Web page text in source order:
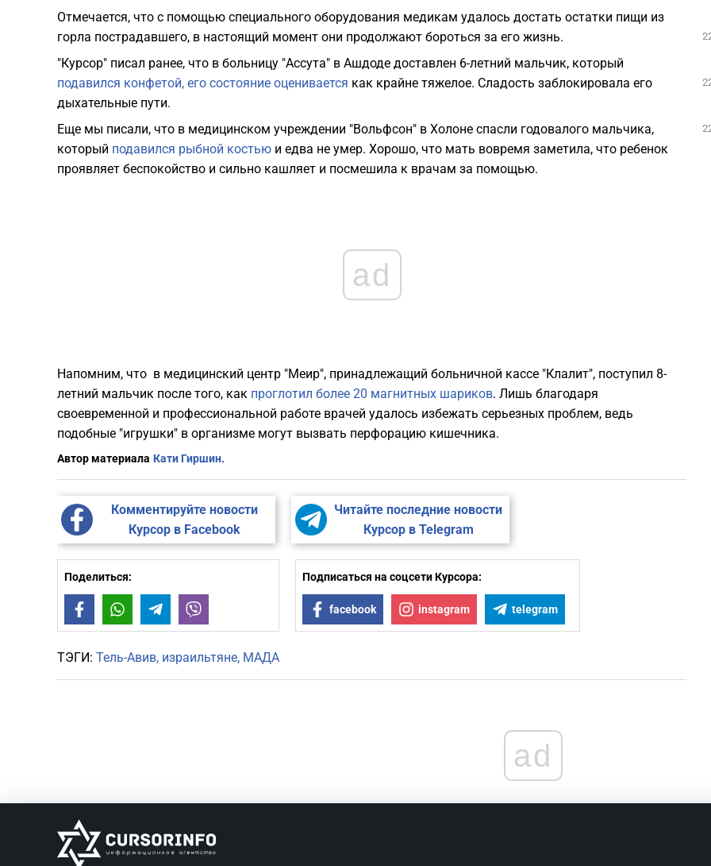
Отмечается, что с помощью специального оборудования медикам удалось достать остатки пищи из
горла пострадавшего, в настоящий момент они продолжают бороться за его жизнь.
"Курсор" писал ранее, что в больницу "Ассута" в Ашдоде доставлен 6-летний мальчик, который
подавился конфетой, его состояние оценивается как крайне тяжелое. Сладость заблокировала его
дыхательные пути.
Еще мы писали, что в медицинском учреждении "Вольфсон" в Холоне спасли годовалого мальчика,
который подавился рыбной костью и едва не умер. Хорошо, что мать вовремя заметила, что ребенок
проявляет беспокойство и сильно кашляет и посмешила к врачам за помощью.
ad
Напомним, что в медицинский центр "Меир", принадлежащий больничной кассе "Клалит", поступил 8-
летний мальчик после того, как проглотил более 20 магнитных шариков. Лишь благодаря
своевременной и профессиональной работе врачей удалось избежать серьезных проблем, ведь
подобные "игрушки" в организме могут вызвать перфорацию кишечника.
Автор материала Кати Гиршин.
Комментируйте новости
Курсор в Facebook
Читайте последние новости
Курсор в Telegram
Поделиться:
FacebookWhatsAppTelegram
Подписаться на соцсети Курсора:
facebook instagram telegram
ТЭГИ: Тель-Авив израильтяне МАДА
ad